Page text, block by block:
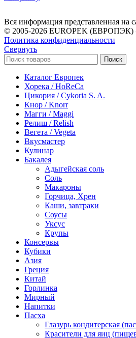
Вся информация представленная на
© 2005-2026 EUROPEK (ЕВРОПЭК)
Политика конфиденциальности
Свернуть
Поиск
Каталог Европек
Хорека / HoReCa
Цикория / Cykoria S. A.
Кнор / Knorr
Магги / Maggi
Релиш / Relish
Вегета / Vegeta
Вкусмастер
Кулинар
Бакалея
Адыгейская соль
Соль
Макароны
Горчица, Хрен
Каши, завтраки
Соусы
Уксус
Крупы
Консервы
Кубики
Азия
Греция
Китай
Горлинка
Мирный
Напитки
Пасха
Глазурь кондитерская
Красители для яиц